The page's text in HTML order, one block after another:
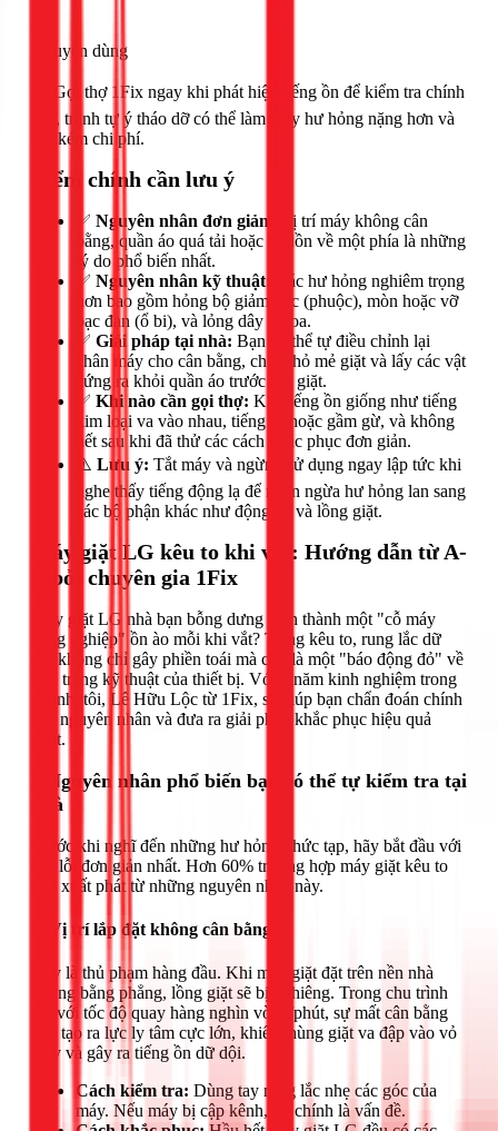
Khuyên dùng
🟢 Gọi thợ 1Fix ngay khi phát hiện tiếng ồn để kiểm tra chính
xác, tránh tự ý tháo dỡ có thể làm máy hư hỏng nặng hơn và
tốn kém chi phí.
Điểm chính cần lưu ý
✅ Nguyên nhân đơn giản:
Vị trí máy không cân
bằng, quần áo quá tải hoặc bị dồn về một phía là những
lý do phổ biến nhất.
✅ Nguyên nhân kỹ thuật:
Các hư hỏng nghiêm trọng
hơn bao gồm hỏng bộ giảm xóc (phuộc), mòn hoặc vỡ
bạc đạn (ổ bi), và lỏng dây curoa.
✅ Giải pháp tại nhà: Bạn có thể tự điều chỉnh lại
chân máy cho cân bằng, chia nhỏ mẻ giặt và lấy các vật
cứng ra khỏi quần áo trước khi giặt.
✅ Khi nào cần gọi thợ: Khi tiếng ồn giống như tiếng
kim loại va vào nhau, tiếng rít hoặc gầm gừ, và không
hết sau khi đã thử các cách khắc phục đơn giản.
⚠️ Lưu ý: Tắt máy và ngừng sử dụng ngay lập tức khi
nghe thấy tiếng động lạ để ngăn ngừa hư hỏng lan sang
các bộ phận khác như động cơ và lồng giặt.
Máy giặt LG kêu to khi vắt: Hướng dẫn từ A-
Z bởi chuyên gia 1Fix
Máy giặt LG nhà bạn bỗng dưng biến thành một "cỗ máy
công nghiệp" ồn ào mỗi khi vắt? Tiếng kêu to, rung lắc dữ
dội không chỉ gây phiền toái mà còn là một "báo động đỏ" về
tình trạng kỹ thuật của thiết bị. Với 9 năm kinh nghiệm trong
ngành, tôi, Lê Hữu Lộc từ 1Fix, sẽ giúp bạn chẩn đoán chính
xác nguyên nhân và đưa ra giải pháp khắc phục hiệu quả
nhất.
3 Nguyên nhân phổ biến bạn có thể tự kiểm tra tại
nhà
Trước khi nghĩ đến những hư hỏng phức tạp, hãy bắt đầu với
các lỗi đơn giản nhất. Hơn 60% trường hợp máy giặt kêu to
đều xuất phát từ những nguyên nhân này.
1. Vị trí lắp đặt không cân bằng
Đây là thủ phạm hàng đầu. Khi máy giặt đặt trên nền nhà
không bằng phẳng, lồng giặt sẽ bị nghiêng. Trong chu trình
vắt với tốc độ quay hàng nghìn vòng/phút, sự mất cân bằng
này tạo ra lực ly tâm cực lớn, khiến thùng giặt va đập vào vỏ
máy và gây ra tiếng ồn dữ dội.
Cách kiểm tra: Dùng tay rung lắc nhẹ các góc của
máy. Nếu máy bị cập kênh, đó chính là vấn đề.